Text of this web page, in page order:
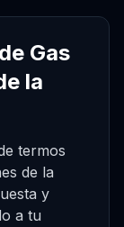
Gas
la
termos
de la
y
a tu